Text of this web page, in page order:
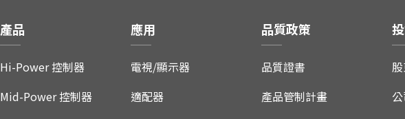
產品
Hi-Power 控制器
Mid-Power 控制器
應用
電視/顯示器
適配器
品質政策
品質證書
產品管制計畫